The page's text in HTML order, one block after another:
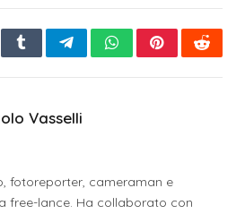
TumblrTelegramWhatsAppPinterestReddit
Vasselli
fotoreporter, cameraman e
free-lance. Ha collaborato con